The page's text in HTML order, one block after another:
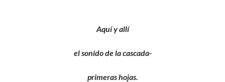
Aquí y allí
el sonido de la cascada-
primeras hojas.